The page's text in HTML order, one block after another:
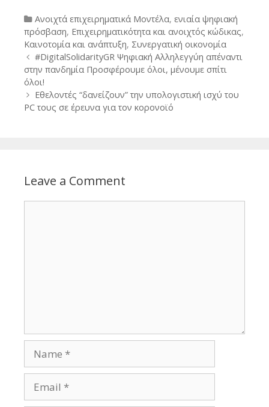
Categories
Ανοιχτά επιχειρηματικά Μοντέλα, ενιαία ψηφιακή
πρόσβαση, Επιχειρηματικότητα και ανοιχτός κώδικας,
Καινοτομία και ανάπτυξη, Συνεργατική οικονομία
Post
navigation
#DigitalSolidarityGR Ψηφιακή Αλληλεγγύη απέναντι
στην πανδημία Προσφέρουμε όλοι, μένουμε σπίτι
όλοι!
Εθελοντές “δανείζουν” την υπολογιστική ισχύ του
PC τους σε έρευνα για τον κορονοϊό
Leave a Comment